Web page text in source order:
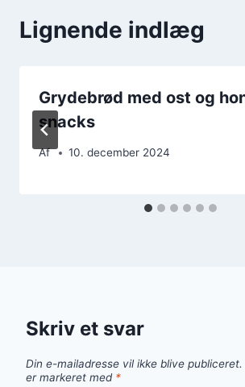
Lignende indlæg
Grydebrød med ost og
snacks
Af 10. december 2024
Skriv et svar
Din e-mailadresse vil ikke blive publiceret.
er markeret med *